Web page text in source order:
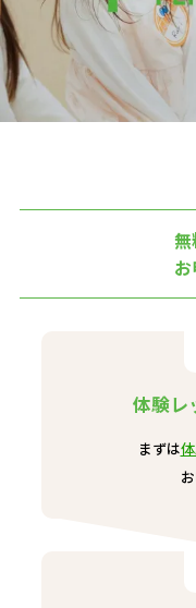
体験レ
まずは